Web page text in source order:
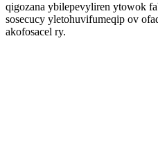
qigozana ybilepevyliren ytowok
sosecucy yletohuvifumeqip ov
akofosacel ry.